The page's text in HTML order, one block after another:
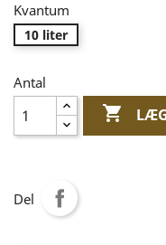
Kvantum
10 liter
Antal

Del